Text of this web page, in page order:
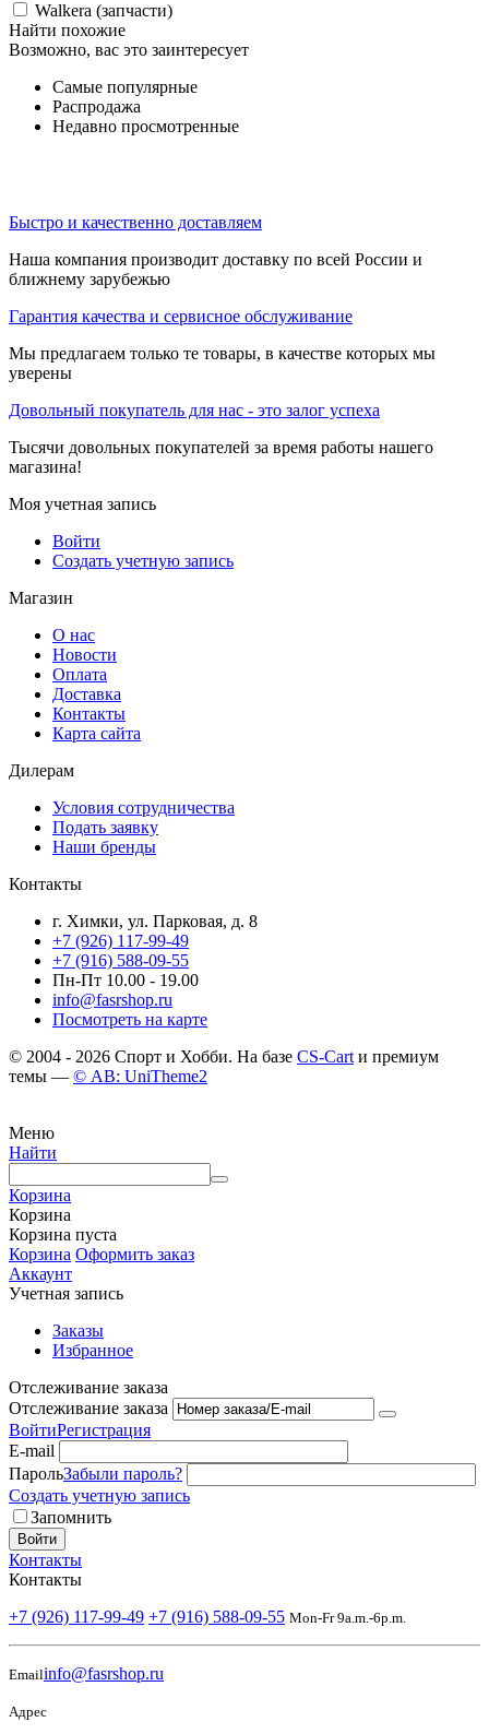
Walkera (запчасти)
Найти похожие
Возможно, вас это заинтересует
Самые популярные
Распродажа
Недавно просмотренные
Быстро и качественно доставляем
Наша компания производит доставку по всей России и
ближнему зарубежью
Гарантия качества и сервисное обслуживание
Мы предлагаем только те товары, в качестве которых мы
уверены
Довольный покупатель для нас - это залог успеха
Тысячи довольных покупателей за время работы нашего
магазина!
Моя учетная запись
Войти
Создать учетную запись
Магазин
О нас
Новости
Оплата
Доставка
Контакты
Карта сайта
Дилерам
Условия сотрудничества
Подать заявку
Наши бренды
Контакты
г. Химки, ул. Парковая, д. 8
+7 (926) 117-99-49
+7 (916) 588-09-55
Пн-Пт 10.00 - 19.00
info@fasrshop.ru
Посмотреть на карте
© 2004 - 2026 Спорт и Хобби. На базе CS-Cart и премиум
темы — © AB: UniTheme2
Меню
Найти
Корзина
Корзина
Корзина пуста
Корзина Оформить заказ
Аккаунт
Учетная запись
Заказы
Избранное
Отслеживание заказа
Отслеживание заказа
ВойтиРегистрация
E-mail
ПарольЗабыли пароль?
Создать учетную запись
Запомнить
Войти
Контакты
Контакты
+7 (926) 117-99-49 +7 (916) 588-09-55 Mon-Fr 9a.m.-6p.m.
Emailinfo@fasrshop.ru
Адрес